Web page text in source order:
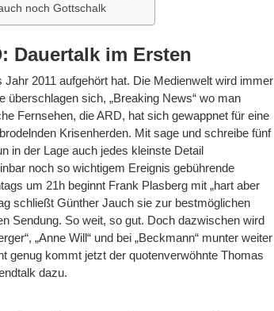
noch Gottschalk
Dauertalk im Ersten
2011 aufgehört hat. Die Medienwelt wird immer
überschlagen sich, „Breaking News“ wo man
Fernsehen, die ARD, hat sich gewappnet für eine
Krisenherden. Mit sage und schreibe fünf
in der Lage auch jedes kleinste Detail
noch so wichtigem Ereignis gebührende
um 21h beginnt Frank Plasberg mit „hart aber
schließt Günther Jauch sie zur bestmöglichen
Sendung. So weit, so gut. Doch dazwischen wird
„Anne Will“ und bei „Beckmann“ munter weiter
genug kommt jetzt der quotenverwöhnte Thomas
dazu.